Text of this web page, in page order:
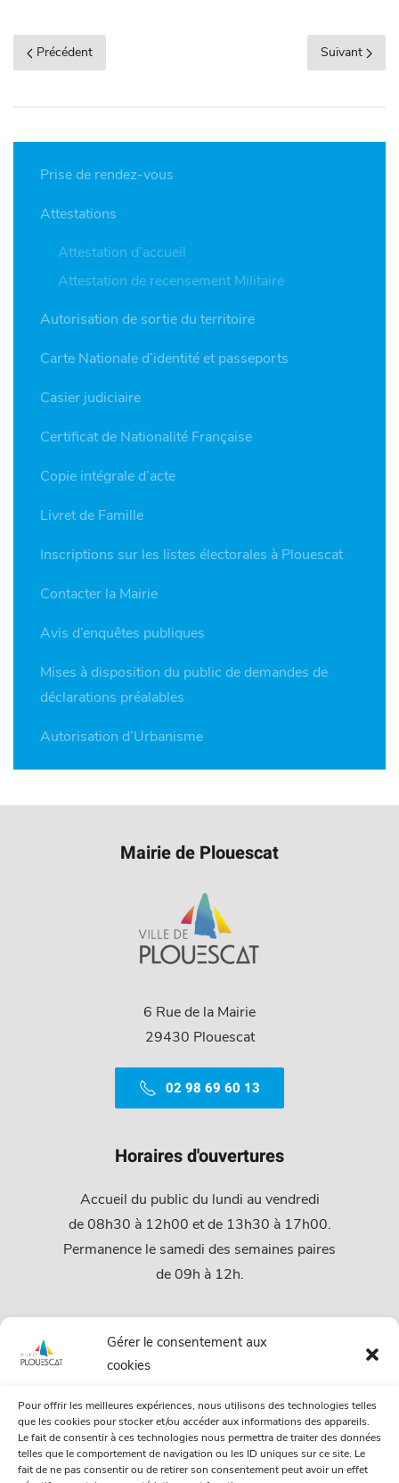
Gérer le consentement aux
cookies
Pour offrir les meilleures expériences, nous utilisons des technologies telles
que les cookies pour stocker et/ou accéder aux informations des appareils.
Le fait de consentir à ces technologies nous permettra de traiter des données
telles que le comportement de navigation ou les ID uniques sur ce site. Le
fait de ne pas consentir ou de retirer son consentement peut avoir un effet
Précédent Suivant
Prise de rendez-vous
Attestations
Attestation d’accueil
Attestation de recensement Militaire
Autorisation de sortie du territoire
Carte Nationale d’identité et passeports
Casier judiciaire
Certificat de Nationalité Française
Copie intégrale d’acte
Livret de Famille
Inscriptions sur les listes électorales à Plouescat
Contacter la Mairie
Avis d’enquêtes publiques
Mises à disposition du public de demandes de
déclarations préalables
Autorisation d’Urbanisme
Mairie de Plouescat
6 Rue de la Mairie
29430 Plouescat
02 98 69 60 13
Horaires d'ouvertures
Accueil du public du lundi au vendredi
de 08h30 à 12h00 et de 13h30 à 17h00.
Permanence le samedi des semaines paires
de 09h à 12h.
Services
Urbanisme
Papiers et citoyenneté
Numéros Utiles